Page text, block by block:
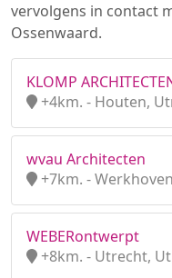
vervolgens in contact
Ossenwaard.
KLOMP
+4km. - Houten,
wvau Architecten
+7km. -
WEBERontwerpt
+8km. - Utrecht,